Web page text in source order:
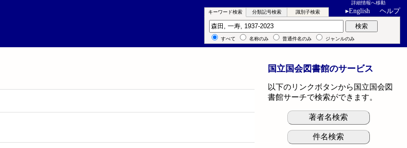
詳細情報へ移動
▸English ヘルプ
キーワード検索 分類記号検索 識別子検索
キーワード検索 検索
すべて 名称のみ 普通件名のみ ジャンルのみ
国立国会図書館のサービス
以下のリンクボタンから国立国会図
書館サーチで検索ができます。
著者名検索
件名検索